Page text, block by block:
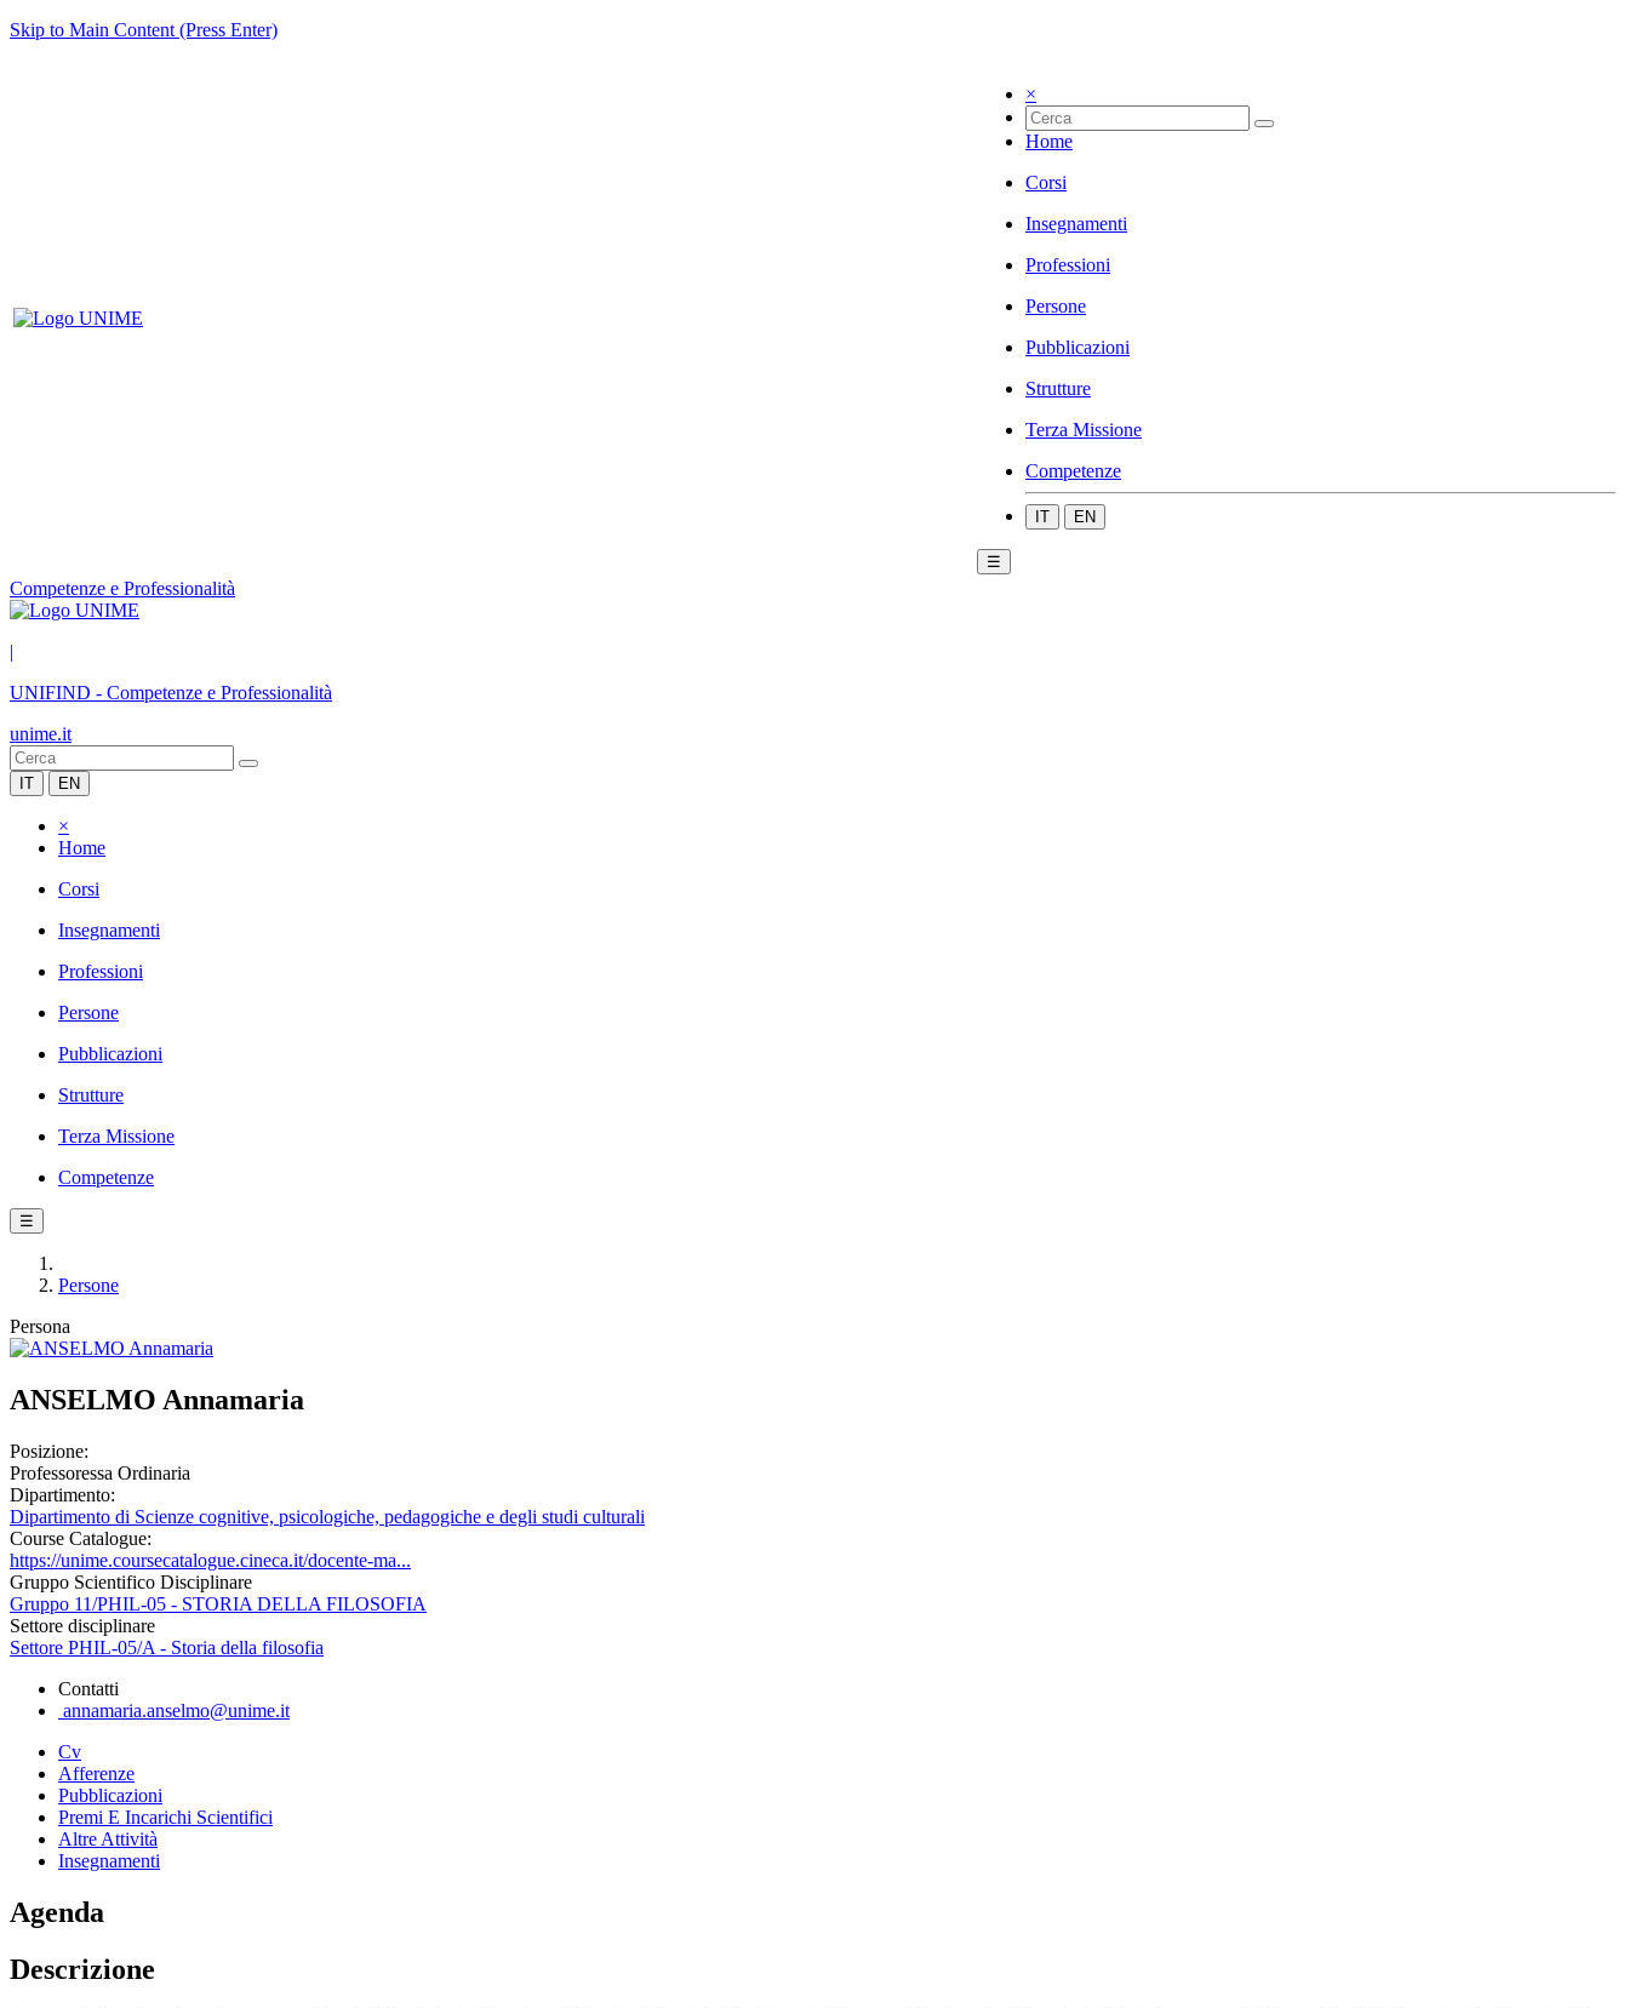
Skip to Main Content (Press Enter)
×
Home
Corsi
Insegnamenti
Professioni
Persone
Pubblicazioni
Strutture
Terza Missione
Competenze
IT EN
☰
Competenze e Professionalità
|
UNIFIND - Competenze e Professionalità
unime.it
IT EN
×
Home
Corsi
Insegnamenti
Professioni
Persone
Pubblicazioni
Strutture
Terza Missione
Competenze
☰
Persone
Persona
ANSELMO Annamaria
Posizione:
Professoressa Ordinaria
Dipartimento:
Dipartimento di Scienze cognitive, psicologiche, pedagogiche e degli studi culturali
Course Catalogue:
https://unime.coursecatalogue.cineca.it/docente-ma...
Gruppo Scientifico Disciplinare
Gruppo 11/PHIL-05 - STORIA DELLA FILOSOFIA
Settore disciplinare
Settore PHIL-05/A - Storia della filosofia
Contatti
annamaria.anselmo@unime.it
Cv
Afferenze
Pubblicazioni
Premi E Incarichi Scientifici
Altre Attività
Insegnamenti
Agenda
Descrizione